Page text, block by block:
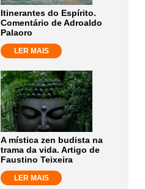
Itinerantes do Espírito.
Comentário de Adroaldo
Palaoro
LER MAIS
A mística zen budista na
trama da vida. Artigo de
Faustino Teixeira
LER MAIS